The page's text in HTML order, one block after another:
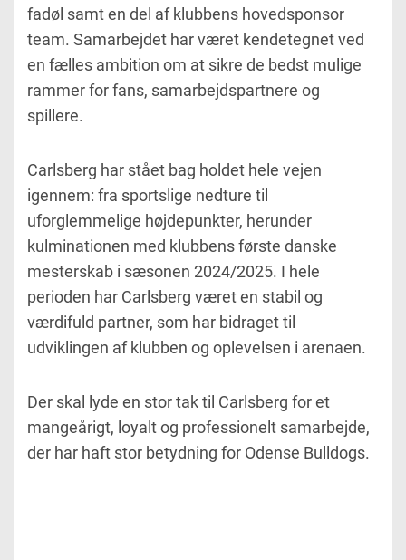
fadøl samt en del af klubbens hovedsponsor
team. Samarbejdet har været kendetegnet ved
en fælles ambition om at sikre de bedst mulige
rammer for fans, samarbejdspartnere og
spillere.
Carlsberg har stået bag holdet hele vejen
igennem: fra sportslige nedture til
uforglemmelige højdepunkter, herunder
kulminationen med klubbens første danske
mesterskab i sæsonen 2024/2025. I hele
perioden har Carlsberg været en stabil og
værdifuld partner, som har bidraget til
udviklingen af klubben og oplevelsen i arenaen.
Der skal lyde en stor tak til Carlsberg for et
mangeårigt, loyalt og professionelt samarbejde,
der har haft stor betydning for Odense Bulldogs.